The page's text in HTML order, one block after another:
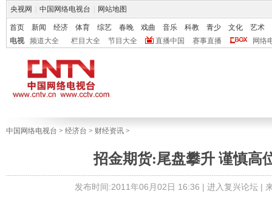
央视网 中国网络电视台 网站地图
首页 新闻 经济 体育 综艺 春晚 戏曲 音乐 科教 青少 文化
艺术
电视
频道大全 栏目大全 节目大全 直播中国 赛事直播 网络
中国网络电视台 > 经济台 > 财经资讯 >
招金期货:尾盘攀升 谨慎高
发布时间:2011年06月02日 16:36 | 进入复兴论坛|